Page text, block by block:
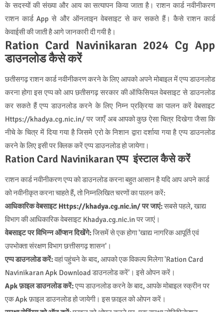
के सदस्यों की संख्या और आय का सत्यापन किया जाता है। राशन कार्ड नवीनीकरण
राशन कार्ड App से और ऑनलाइन वेबसाइट से कर सकते हैं। कैसे राशन कार्ड
केवाईसी की जाती है आगे जानकारी दी गयी है।
Ration Card Navinikaran 2024 Cg App
डाउनलोड कैसे करें
छतीसगढ़ राशन कार्ड नवीनीकरण करने के लिए आपको अपने मोबाइल में एप्प डाउनलोड
करना होगा इस एप्प को आप छतीसगढ़ सरकार की ऑफिसियल वेबसाइट से डाउनलोड
कर सकते हैं एप्प डाउनलोड करने के लिए निम्न प्रक्रिया का पालन करें वेबसाइट
Https://khadya.cg.nic.in/ पर जाएँ अब आपको कुछ ऐसा चित्र दिखेगा जैसा कि
नीचे के चित्र में दिया गया है जिसमे एरो के निशान द्वारा दर्शाया गया है एप्प डाउनलोड
करने के लिए इसी पर क्लिक करें एप्प डाउनलोड हो जायेगा।
Ration Card Navinikaran एप्प इंस्‍टाल कैसे करेंं
राशन कार्ड नवीनीकरण एप्प को डाउनलोड करना बहुत आसान है यदि आप अपने कार्ड
को नवीनीकृत करना चाहते हैं, तो निम्नलिखित चरणों का पालन करें:
आधिकारिक वेबसाइट Https://khadya.cg.nic.in/ पर जाएं:सबसे पहले, खाद्य
विभाग की आधिकारिक वेबसाइट Khadya.cg.nic.in पर जाएं।
वेबसाइट पर विभिन्न ऑप्शन दिखेंगे:जिसमें से एक होगा 'खाद्य नागरिक आपूर्ति एवं
उपभोक्ता संरक्षण विभाग छत्तीसगढ़ शासन'।
एप्प डाउनलोड करें:वहां पहुंचने के बाद, आपको एक विकल्प मिलेगा 'Ration Card
Navinikaran Apk Download डाउनलोड करें'। इसे ओपन करें।
Apk फ़ाइल डाउनलोड करें:एप्प डाउनलोड करने के बाद, आपके मोबाइल स्क्रीन पर
एक Apk फ़ाइल डाउनलोड हो जायेगी। इस फ़ाइल को ओपन करें।